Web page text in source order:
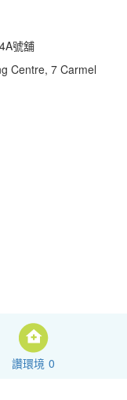
號舖
Centre, 7 Carmel
讚環境 0